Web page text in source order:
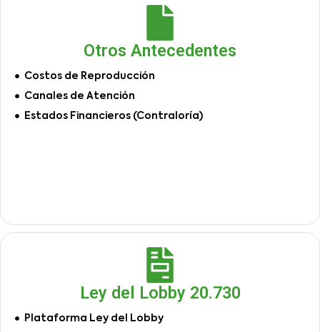
Otros Antecedentes
Costos de Reproducción
Canales de Atención
Estados Financieros (Contraloría)
Ley del Lobby 20.730
Plataforma Ley del Lobby